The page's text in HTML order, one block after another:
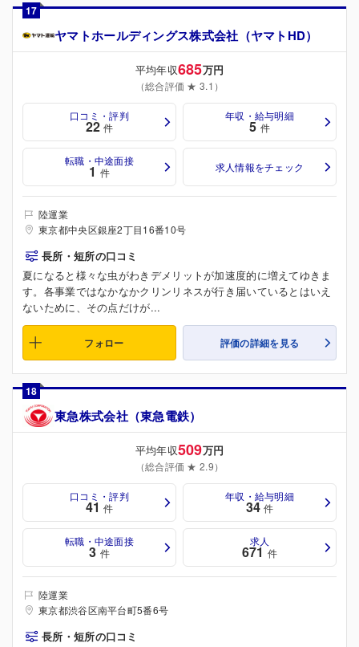
17
ヤマトホールディングス株式会社（ヤマトHD）
平均年収685万円
（総合評価 ★ 3.1）
口コミ・評判
22 件
年収・給与明細
5 件
転職・中途面接
1 件 求人情報をチェック
陸運業
東京都中央区銀座2丁目16番10号
長所・短所の口コミ
夏になると様々な虫がわきデメリットが加速度的に増えてゆきま
す。各事業ではなかなかクリンリネスが行き届いているとはいえ
ないために、その点だけが...
フォロー 評価の詳細を見る
18
東急株式会社（東急電鉄）
平均年収509万円
（総合評価 ★ 2.9）
口コミ・評判
41 件
年収・給与明細
34 件
転職・中途面接
3 件
求人
671 件
陸運業
東京都渋谷区南平台町5番6号
長所・短所の口コミ